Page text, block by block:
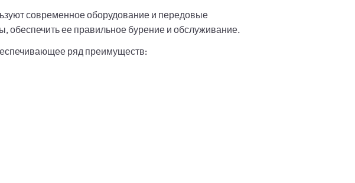
современное оборудование и передовые
обеспечить ее правильное бурение и обслуживание.
ряд преимуществ: